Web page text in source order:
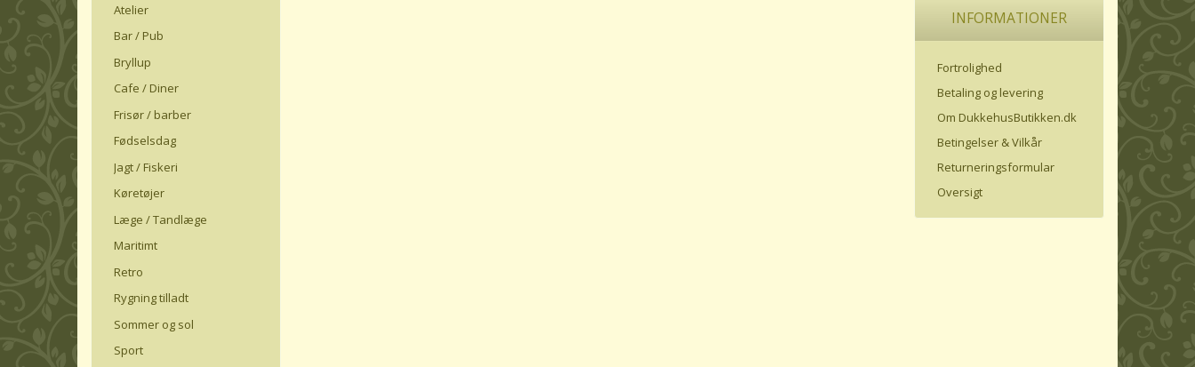
Atelier
Bar / Pub
Bryllup
Cafe / Diner
Frisør / barber
Fødselsdag
Jagt / Fiskeri
Køretøjer
Læge / Tandlæge
Maritimt
Retro
Rygning tilladt
Sommer og sol
Sport
INFORMATIONER
Fortrolighed
Betaling og levering
Om DukkehusButikken.dk
Betingelser & Vilkår
Returneringsformular
Oversigt